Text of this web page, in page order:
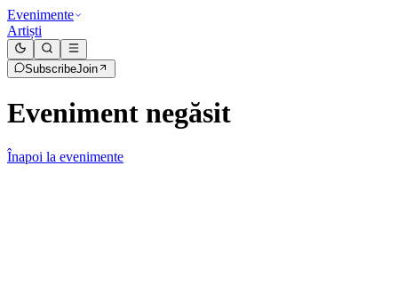
Evenimente
Artiști
SubscribeJoin
Eveniment negăsit
Înapoi la evenimente